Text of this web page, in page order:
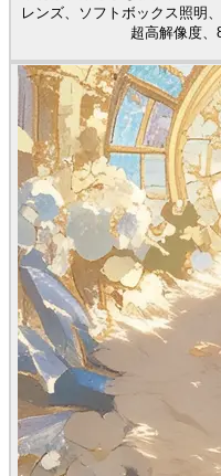
レンズ、ソフトボックス照明
超高解像度